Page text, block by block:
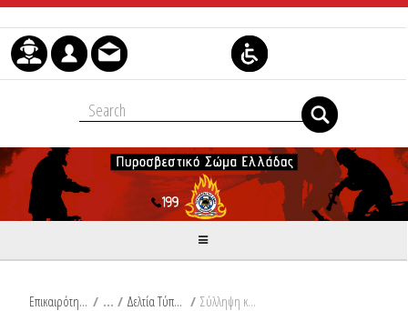
Skip to Content
Επικαιρότητα / Δελτία Τύπου / Σύλληψη και επιβολή διοικητικού προστίμου στη Ζάκυνθο